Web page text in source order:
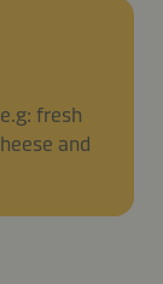
fresh
and